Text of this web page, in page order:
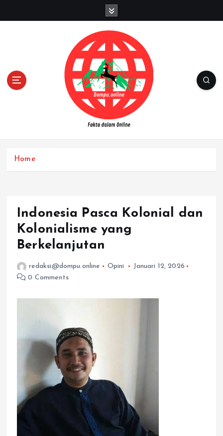
Fakta dalam Online
Home
Indonesia Pasca Kolonial dan
Kolonialisme yang
Berkelanjutan
redaksi@dompu.online Opini
Januari 12, 2026
0 Comments